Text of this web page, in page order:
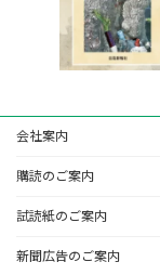
会社案内
購読のご案内
試読紙のご案内
新聞広告のご案内